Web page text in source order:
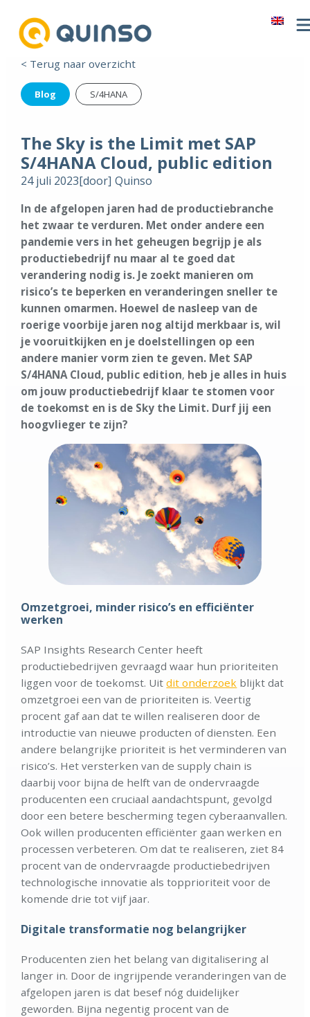
< Terug naar overzicht
Blog S/4HANA
The Sky is the Limit met SAP
S/4HANA Cloud, public edition
24 juli 2023[door] Quinso
In de afgelopen jaren had de productiebranche
het zwaar te verduren. Met onder andere een
pandemie vers in het geheugen begrijp je als
productiebedrijf nu maar al te goed dat
verandering nodig is. Je zoekt manieren om
risico’s te beperken en veranderingen sneller te
kunnen omarmen. Hoewel de nasleep van de
roerige voorbije jaren nog altijd merkbaar is, wil
je vooruitkijken en je doelstellingen op een
andere manier vorm zien te geven. Met SAP
S/4HANA Cloud, public edition, heb je alles in huis
om jouw productiebedrijf klaar te stomen voor
de toekomst en is de Sky the Limit. Durf jij een
hoogvlieger te zijn?
Omzetgroei, minder risico’s en efficiënter
werken
SAP Insights Research Center heeft
productiebedrijven gevraagd waar hun prioriteiten
liggen voor de toekomst. Uitdit onderzoek blijkt dat
omzetgroei een van de prioriteiten is. Veertig
procent gaf aan dat te willen realiseren door de
introductie van nieuwe producten of diensten. Een
andere belangrijke prioriteit is het verminderen van
risico’s. Het versterken van de supply chain is
daarbij voor bijna de helft van de ondervraagde
producenten een cruciaal aandachtspunt, gevolgd
door een betere bescherming tegen cyberaanvallen.
Ook willen producenten efficiënter gaan werken en
processen verbeteren. Om dat te realiseren, ziet 84
procent van de ondervraagde productiebedrijven
technologische innovatie als topprioriteit voor de
komende drie tot vijf jaar.
Digitale transformatie nog belangrijker
Producenten zien het belang van digitalisering al
langer in. Door de ingrijpende veranderingen van de
afgelopen jaren is dat besef nóg duidelijker
geworden. Bijna negentig procent van de